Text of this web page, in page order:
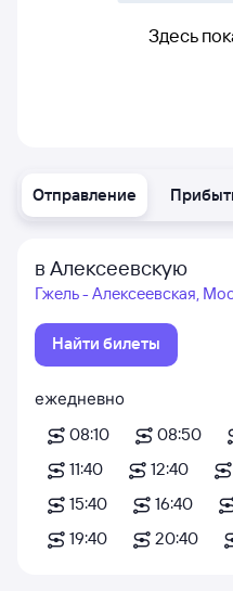
Отправление
в Алексеевскую
Гжель - Алексеевская,
Найти билеты
ежедневно
08:10
08:50
11:40
12:40
15:40
16:40
19:40
20:40
Здесь